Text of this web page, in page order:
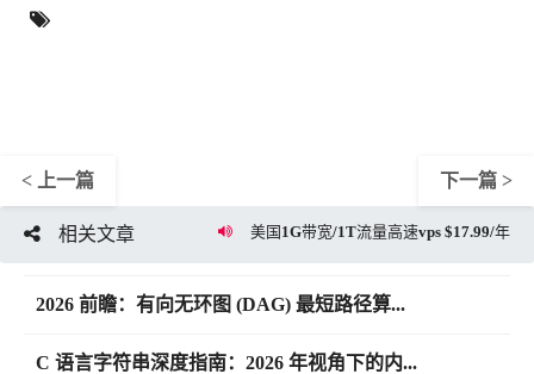
< 上一篇 下一篇 >
相关文章 美国1G带宽/1T流量高速vps $17.99/年
2026 前瞻：有向无环图 (DAG) 最短路径算...
C 语言字符串深度指南：2026 年视角下的内...